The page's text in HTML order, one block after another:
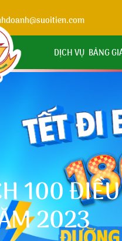
DỊCH VỤ BẢNG
100
2023